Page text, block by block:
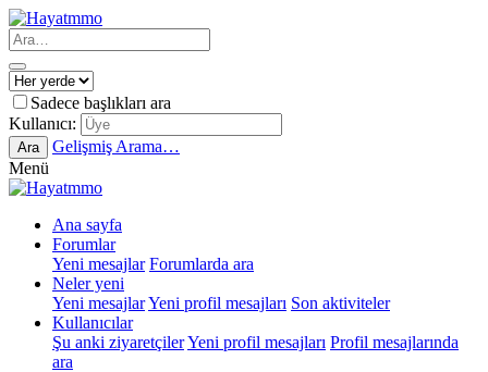
Sadece başlıkları ara
Kullanıcı:
Ara
Gelişmiş Arama…
Menü
Ana sayfa
Forumlar
Yeni mesajlar Forumlarda ara
Neler yeni
Yeni mesajlarYeni profil mesajları Son aktiviteler
Kullanıcılar
Şu anki ziyaretçilerYeni profil mesajları Profil mesajlarında
ara